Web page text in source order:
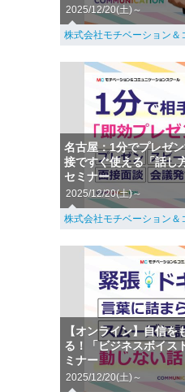
2025/12/20(土)～
株式会社モチベーション＆
名古屋：1分でプレゼ
接ですぐ使える「話し
セミナー
2025/12/20(土)～
株式会社モチベーション＆
【オンライン】自信
る！「ビジネスボイス
ミナー
2025/12/20(土)～